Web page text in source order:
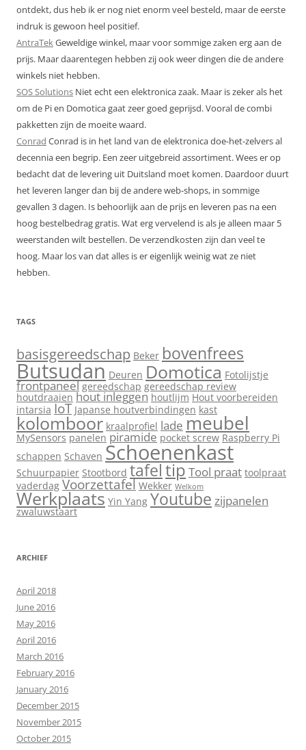
ontdekt, dus heb ik er nog niet enorm veel besteld, maar de eerste
indruk is gewoon heel positief.
AntraTekGeweldige winkel, maar voor sommige zaken erg aan de
prijs. Maar daarentegen hebben zij ook weer dingen die de andere
winkels niet hebben.
SOS Solutions Niet echt een elektronica zaak. Maar is zeker als het
om de Pi en Domotica gaat zeer goed geprijsd. Vooral de combi
pakketten zijn de moeite waard.
Conrad Conrad is in het land van de elektronica doe-het-zelvers al
decennia een begrip. Een zeer uitgebreid assortiment. Wees er op
bedacht dat de levering uit Duitsland moet komen. Daardoor duurt
het leveren langer dan bij de andere web-shops, in sommige
gevallen 3 dagen. Is behoorlijk aan de prijs en leveren pas na een
hoog bestelbedrag gratis. Wat erg vervelend is als je alleen maar 5
weerstanden wilt bestellen. De verzendkosten zijn dan veel te
hoog. Maar los van dat alles is er eigenlijk weinig wat ze niet
hebben.
TAGS
basisgereedschap Beker bovenfrees
Butsudan Deuren Domotica Fotolijstje
frontpaneel gereedschap gereedschap review
houtdraaien hout inleggen houtlijm Hout voorbereiden
intarsia IoT Japanse houtverbindingen kast
kolomboor kraalprofiel lade meubel
MySensors panelen piramide pocket screw Raspberry Pi
schappen Schaven Schoenenkast
Schuurpapier Stootbord tafeltipTool praat toolpraat
vaderdag Voorzettafel Wekker Welkom
Werkplaats Yin Yang Youtube zijpanelen
zwaluwstaart
ARCHIEF
April 2018
June 2016
May 2016
April 2016
March 2016
February 2016
January 2016
December 2015
November 2015
October 2015